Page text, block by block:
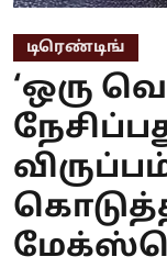
டிரெண்டிங்
‘ஒரு